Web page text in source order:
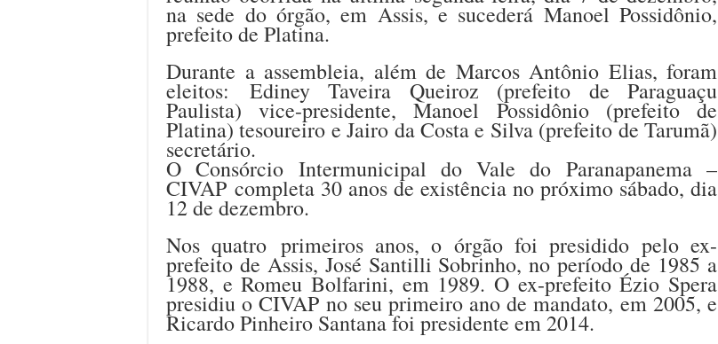
na sede do órgão, em Assis, e sucederá Manoel Possidônio,
prefeito de Platina.
Durante a assembleia, além de Marcos Antônio Elias, foram
eleitos: Ediney Taveira Queiroz (prefeito de Paraguaçu
Paulista) vice-presidente, Manoel Possidônio (prefeito de
Platina) tesoureiro e Jairo da Costa e Silva (prefeito de Tarumã)
secretário.
O Consórcio Intermunicipal do Vale do Paranapanema –
CIVAP completa 30 anos de existência no próximo sábado, dia
12 de dezembro.
Nos quatro primeiros anos, o órgão foi presidido pelo ex-
prefeito de Assis, José Santilli Sobrinho, no período de 1985 a
1988, e Romeu Bolfarini, em 1989. O ex-prefeito Ézio Spera
presidiu o CIVAP no seu primeiro ano de mandato, em 2005, e
Ricardo Pinheiro Santana foi presidente em 2014.